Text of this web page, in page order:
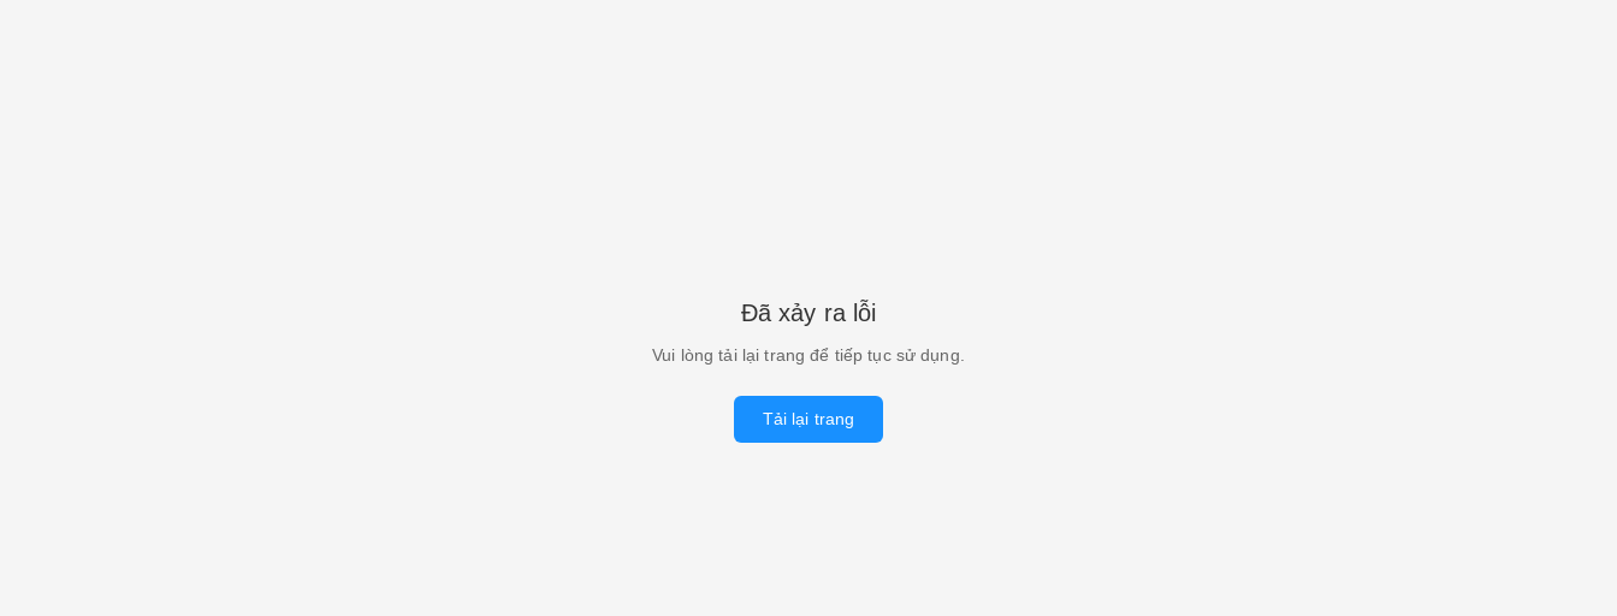
Đã xảy ra lỗi
Vui lòng tải lại trang để tiếp tục sử dụng.
Tải lại trang